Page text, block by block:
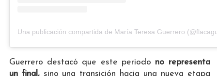
Una publicación compartida de María Teresa Guerrero
Guerrero destacó que este periodo no representa
un final,sino una transición hacia una nueva etapa